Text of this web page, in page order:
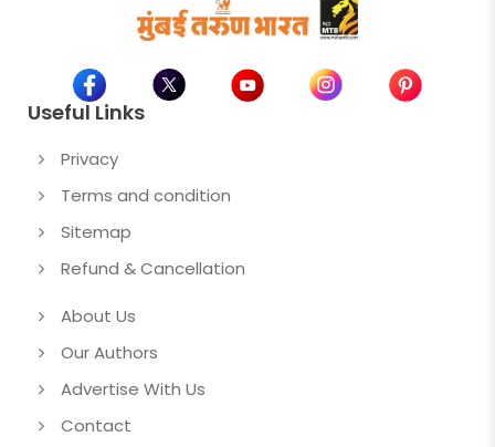
Useful Links
Privacy
Terms and condition
Sitemap
Refund & Cancellation
About Us
Our Authors
Advertise With Us
Contact